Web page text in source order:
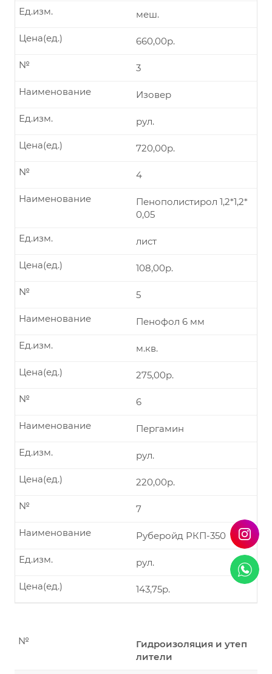
меш.
Ед.изм.
660,00р.
Цена(ед.)
3
№
Изовер
Наименование
рул.
Ед.изм.
720,00р.
Цена(ед.)
4
№
Пенополистирол 1,2*1,2*
0,05
Наименование
лист
Ед.изм.
108,00р.
Цена(ед.)
5
№
Пенофол 6 мм
Наименование
м.кв.
Ед.изм.
275,00р.
Цена(ед.)
6
№
Пергамин
Наименование
рул.
Ед.изм.
220,00р.
Цена(ед.)
7
№
Руберойд РКП-350
Наименование
рул.
Ед.изм.
143,75р.
Цена(ед.)
Гидроизоляция и утеп
лители
№